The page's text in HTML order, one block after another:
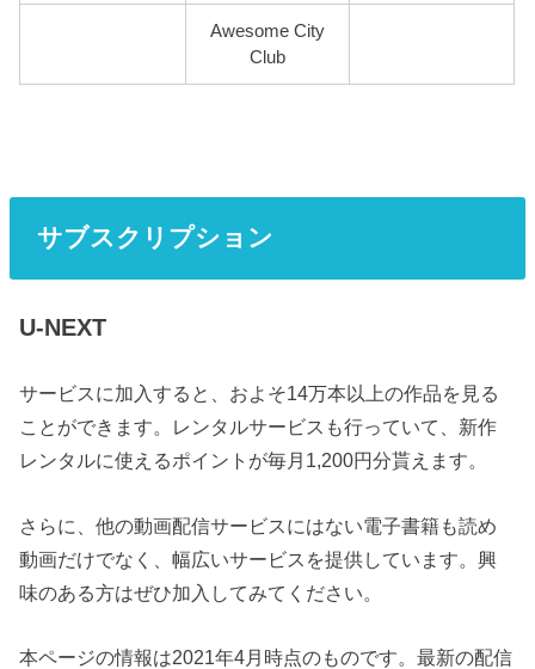
Awesome City
Club
サブスクリプション
U-NEXT
サービスに加入すると、およそ14万本以上の作品を見る
ことができます。レンタルサービスも行っていて、新作
レンタルに使えるポイントが毎月1,200円分貰えます。
さらに、他の動画配信サービスにはない電子書籍も読め
動画だけでなく、幅広いサービスを提供しています。興
味のある方はぜひ加入してみてください。
本ページの情報は2021年4月時点のものです。最新の配信